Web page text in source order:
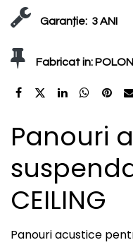
Garanție: 3 ANI
Fabricat in:
Panouri
CEILING
Panouri acustice